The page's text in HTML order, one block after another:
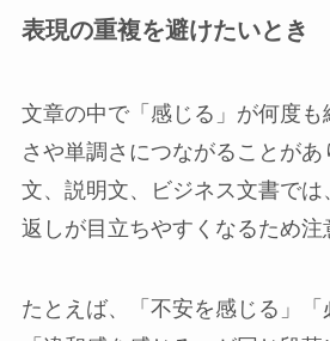
表現の重複を避けたいとき
文章の中で「感じる」が何度も
さや単調さにつながることが
文、説明文、ビジネス文書では
返しが目立ちやすくなるため注
たとえば、「不安を感じる」「